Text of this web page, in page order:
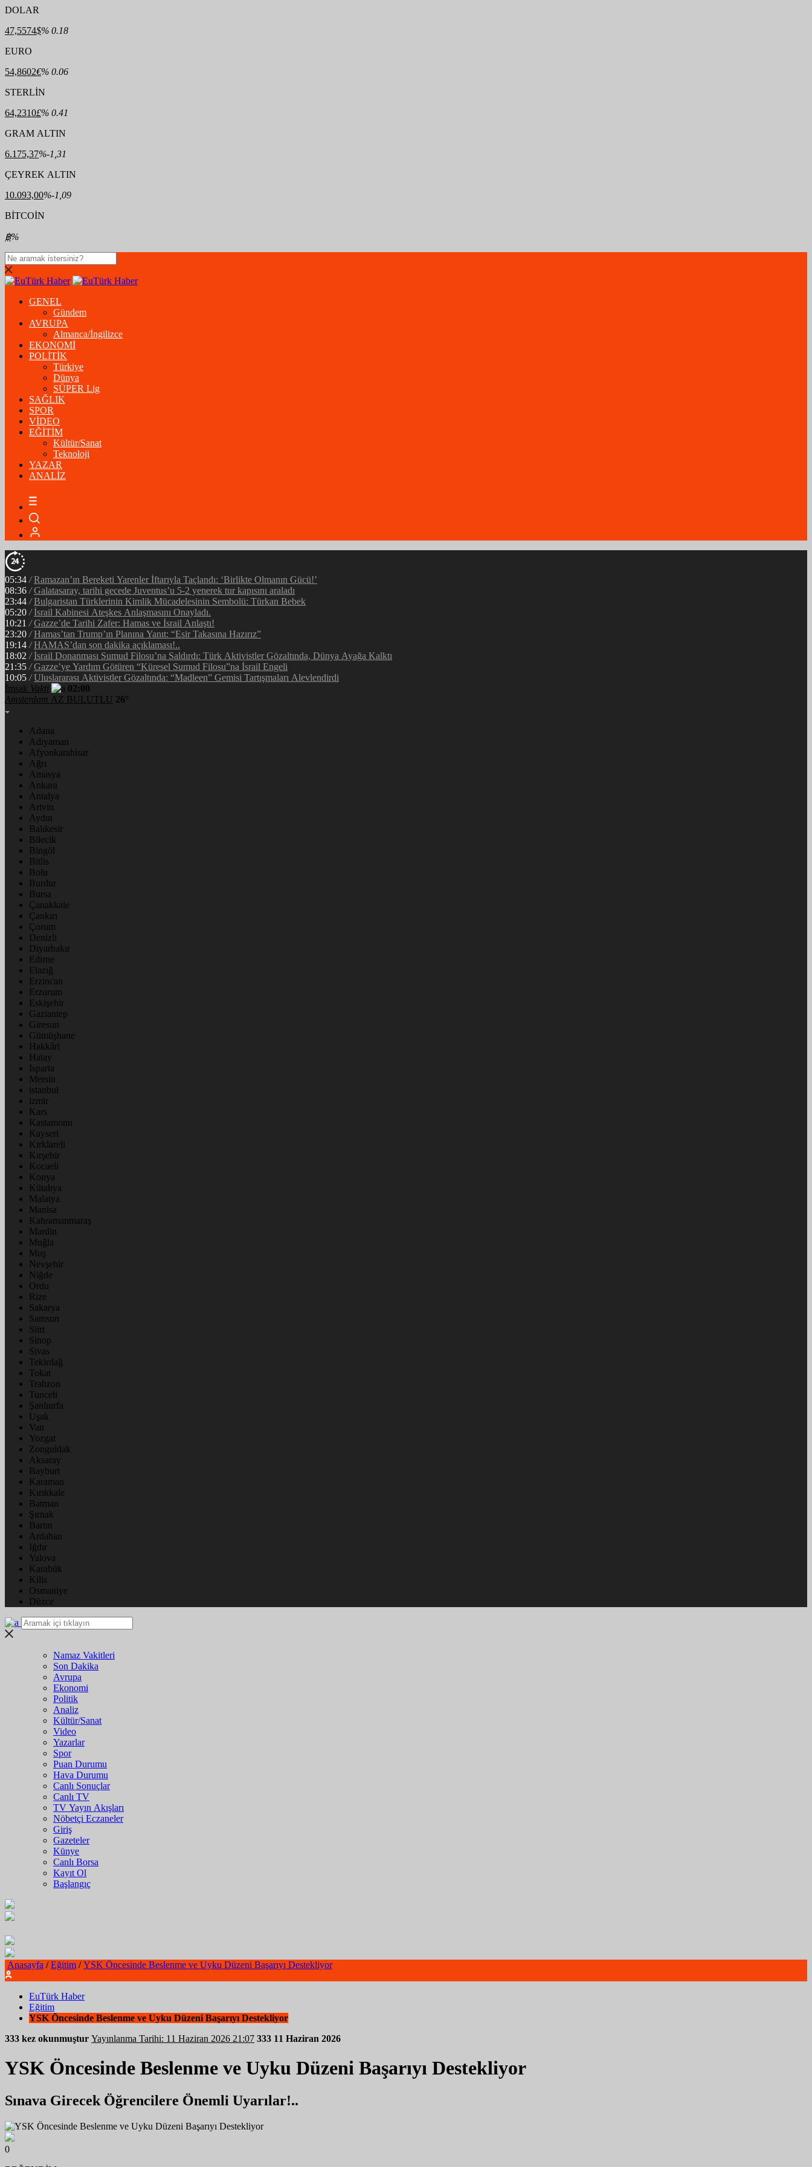
DOLAR
47,5574$% 0.18
EURO
54,8602€% 0.06
STERLİN
64,2310£% 0.41
GRAM ALTIN
6.175,37%-1,31
ÇEYREK ALTIN
10.093,00%-1,09
BİTCOİN
฿%
GENEL
Gündem
AVRUPA
Almanca/İngilizce
EKONOMİ
POLİTİK
Türkiye
Dünya
SÜPER Lig
SAĞLIK
SPOR
VİDEO
EĞİTİM
Kültür/Sanat
Teknoloji
YAZAR
ANALİZ
05:34 / Ramazan’ın Bereketi Yarenler İftarıyla Taçlandı: ‘Birlikte Olmanın Gücü!’
08:36 / Galatasaray, tarihi gecede Juventus’u 5-2 yenerek tur kapısını araladı
23:44 / Bulgaristan Türklerinin Kimlik Mücadelesinin Sembolü: Türkan Bebek
05:20 / İsrail Kabinesi Ateşkes Anlaşmasını Onayladı.
10:21 / Gazze’de Tarihi Zafer: Hamas ve İsrail Anlaştı!
23:20 / Hamas’tan Trump’ın Planına Yanıt: “Esir Takasına Hazırız”
19:14 / HAMAS’dan son dakika açıklaması!..
18:02 / İsrail Donanması Sumud Filosu’na Saldırdı: Türk Aktivistler Gözaltında, Dünya Ayağa Kalktı
21:35 / Gazze’ye Yardım Götüren “Küresel Sumud Filosu”na İsrail Engeli
10:05 / Uluslararası Aktivistler Gözaltında: “Madleen” Gemisi Tartışmaları Alevlendirdi
İmsak Vakti
02:00
Amsterdam AZ BULUTLU 26°
Adana
Adıyaman
Afyonkarahisar
Ağrı
Amasya
Ankara
Antalya
Artvin
Aydın
Balıkesir
Bilecik
Bingöl
Bitlis
Bolu
Burdur
Bursa
Çanakkale
Çankırı
Çorum
Denizli
Diyarbakır
Edirne
Elazığ
Erzincan
Erzurum
Eskişehir
Gaziantep
Giresun
Gümüşhane
Hakkâri
Hatay
Isparta
Mersin
istanbul
izmir
Kars
Kastamonu
Kayseri
Kırklareli
Kırşehir
Kocaeli
Konya
Kütahya
Malatya
Manisa
Kahramanmaraş
Mardin
Muğla
Muş
Nevşehir
Niğde
Ordu
Rize
Sakarya
Samsun
Siirt
Sinop
Sivas
Tekirdağ
Tokat
Trabzon
Tunceli
Şanlıurfa
Uşak
Van
Yozgat
Zonguldak
Aksaray
Bayburt
Karaman
Kırıkkale
Batman
Şırnak
Bartın
Ardahan
Iğdır
Yalova
Karabük
Kilis
Osmaniye
Düzce
Namaz Vakitleri
Son Dakika
Avrupa
Ekonomi
Politik
Analiz
Kültür/Sanat
Video
Yazarlar
Spor
Puan Durumu
Hava Durumu
Canlı Sonuçlar
Canlı TV
TV Yayın Akışları
Nöbetçi Eczaneler
Giriş
Gazeteler
Künye
Canlı Borsa
Kayıt Ol
Başlangıç
Anasayfa / Eğitim / YSK Öncesinde Beslenme ve Uyku Düzeni Başarıyı Destekliyor
EuTürk Haber
Eğitim
YSK Öncesinde Beslenme ve Uyku Düzeni Başarıyı Destekliyor
333 kez okunmuştur
Yayınlanma Tarihi: 11 Haziran 2026 21:07 333 11 Haziran 2026
YSK Öncesinde Beslenme ve Uyku Düzeni Başarıyı Destekliyor
Sınava Girecek Öğrencilere Önemli Uyarılar!..
0